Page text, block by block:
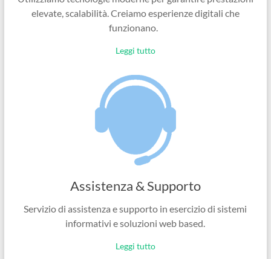
elevate, scalabilità. Creiamo esperienze digitali che
funzionano.
Leggi tutto
Assistenza & Supporto
Servizio di assistenza e supporto in esercizio di sistemi
informativi e soluzioni web based.
Leggi tutto